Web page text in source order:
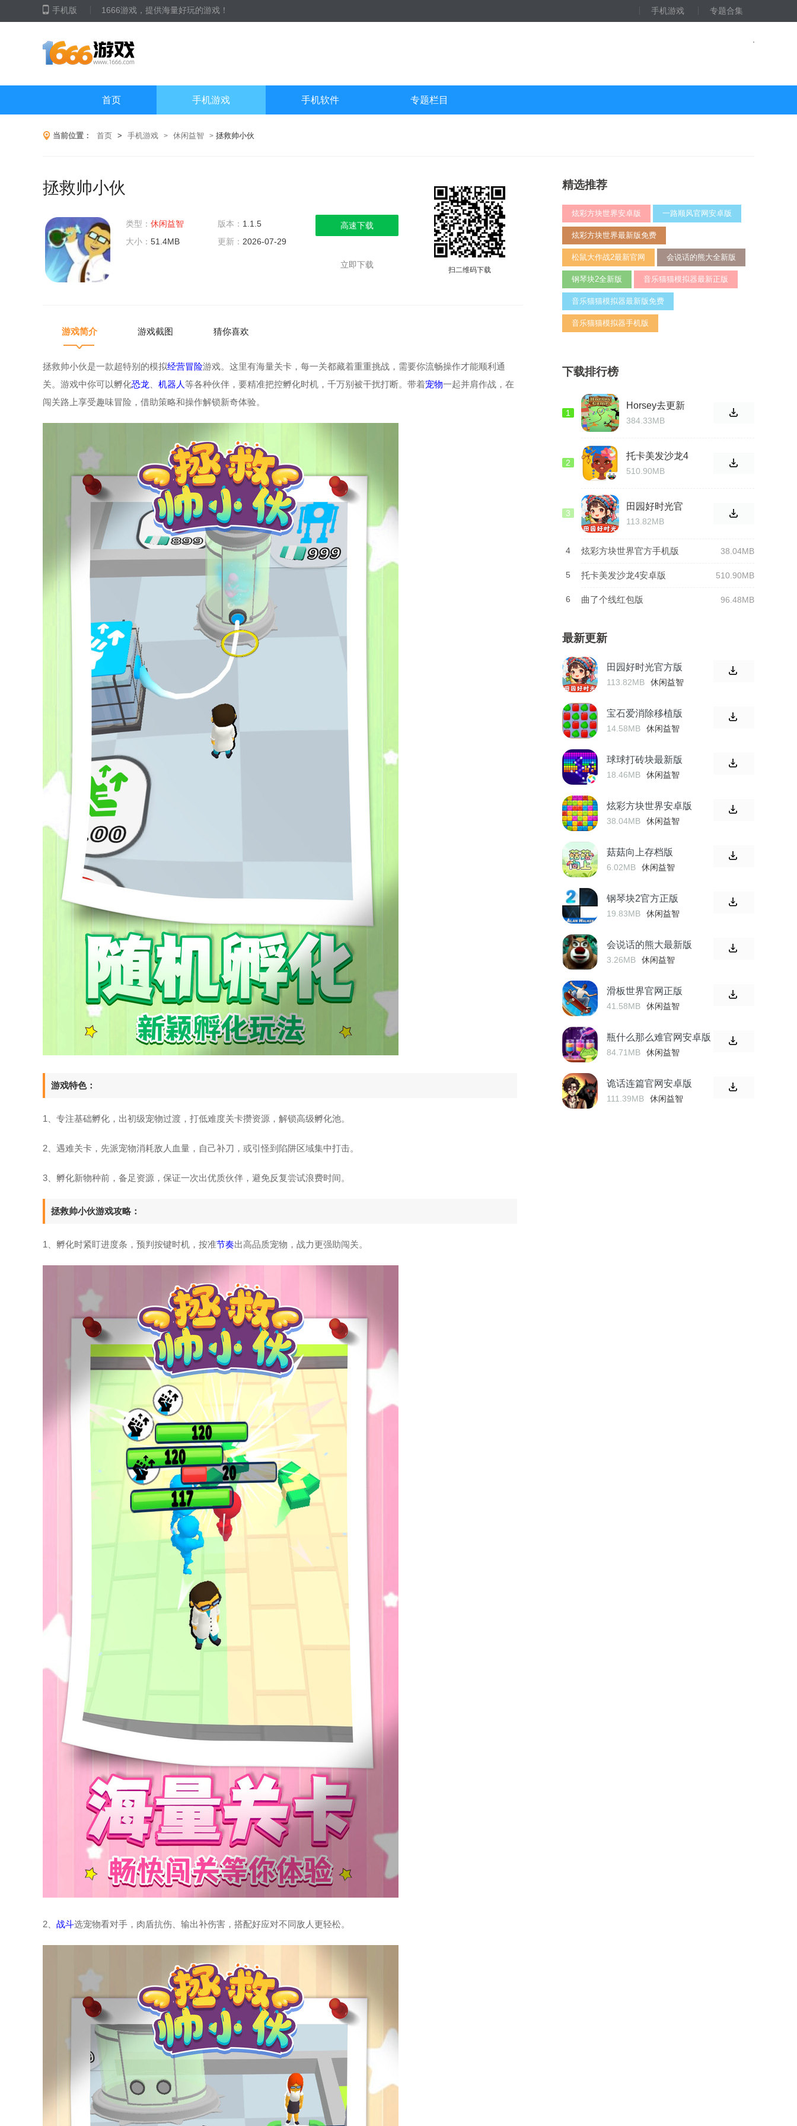
手机版 1666游戏，提供海量好玩的游戏！ 手机游戏 专题合集
首页 手机游戏 手机软件 专题栏目
当前位置： 首页 > 手机游戏 > 休闲益智 > 拯救帅小伙
拯救帅小伙
类型： 休闲益智 版本： 1.1.5
大小： 51.4MB 更新： 2026-07-29
高速下载
立即下载
扫二维码下载
游戏简介 游戏截图 猜你喜欢
拯救帅小伙是一款超特别的模拟经营冒险游戏。这里有海量关卡，每一关都藏着重重挑战，需要你流畅操作才能顺利通
关。游戏中你可以孵化恐龙 机器人等各种伙伴，要精准把控孵化时机，千万别被干扰打断。带着宠物一起并肩作战，在
闯关路上享受趣味冒险，借助策略和操作解锁新奇体验。
游戏特色：
1、专注基础孵化，出初级宠物过渡，打低难度关卡攒资源，解锁高级孵化池。
2、遇难关卡，先派宠物消耗敌人血量，自己补刀，或引怪到陷阱区域集中打击。
3、孵化新物种前，备足资源，保证一次出优质伙伴，避免反复尝试浪费时间。
拯救帅小伙游戏攻略：
1、孵化时紧盯进度条，预判按键时机，按准节奏出高品质宠物，战力更强助闯关。
2、 战斗选宠物看对手，肉盾抗伤、输出补伤害，搭配好应对不同敌人更轻松。
精选推荐
炫彩方块世界安卓版 一路顺风官网安卓版
炫彩方块世界最新版免费
松鼠大作战2最新官网 会说话的熊大全新版
钢琴块2全新版 音乐猫猫模拟器最新正版
音乐猫猫模拟器最新版免费
音乐猫猫模拟器手机版
下载排行榜
1
Horsey去更新
版
384.33MB
2
托卡美发沙龙4
官方免费
510.90MB
3
田园好时光官
方手机版
113.82MB
4 炫彩方块世界官方手机版 38.04MB
5 托卡美发沙龙4安卓版 510.90MB
6 曲了个线红包版 96.48MB
最新更新
田园好时光官方版
113.82MB 休闲益智
宝石爱消除移植版
14.58MB 休闲益智
球球打砖块最新版
18.46MB 休闲益智
炫彩方块世界安卓版
38.04MB 休闲益智
菇菇向上存档版
6.02MB 休闲益智
钢琴块2官方正版
19.83MB 休闲益智
会说话的熊大最新版
3.26MB 休闲益智
滑板世界官网正版
41.58MB 休闲益智
瓶什么那么难官网安卓版
84.71MB 休闲益智
诡话连篇官网安卓版
111.39MB 休闲益智